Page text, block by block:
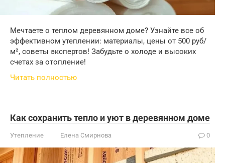
Мечтаете о теплом деревянном доме? Узнайте все об
эффективном утеплении: материалы, цены от 500 руб/
м², советы экспертов! Забудьте о холоде и высоких
счетах за отопление!
Читать полностью
Как сохранить тепло и уют в деревянном доме
Утепление Елена Смирнова 0